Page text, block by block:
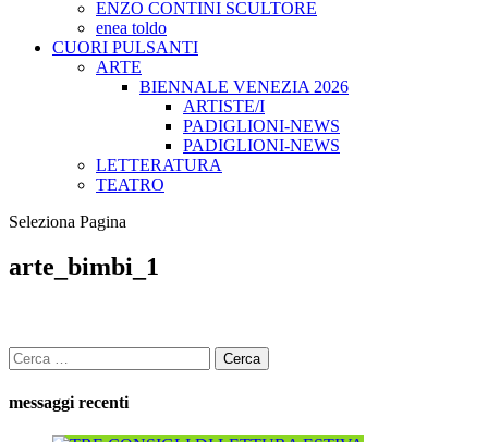
ENZO CONTINI SCULTORE
enea toldo
CUORI PULSANTI
ARTE
BIENNALE VENEZIA 2026
ARTISTE/I
PADIGLIONI-NEWS
PADIGLIONI-NEWS
LETTERATURA
TEATRO
Seleziona Pagina
arte_bimbi_1
Ricerca
per:
messaggi recenti